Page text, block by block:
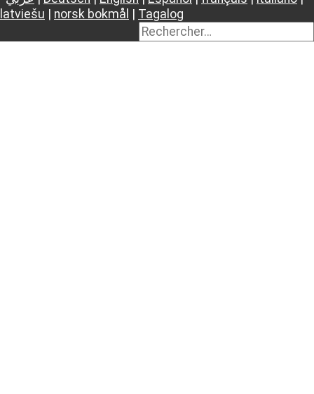
latviešu
norsk bokmål Tagalog